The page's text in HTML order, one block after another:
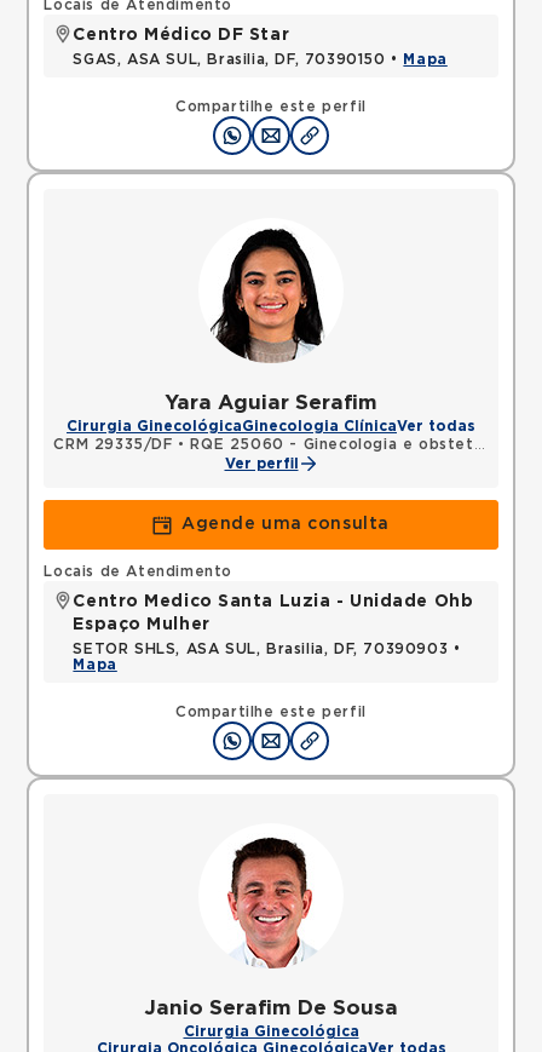
Compartilhe este perfil
Locais de Atendimento
Centro Médico DF Star
SGAS, ASA SUL, Brasilia, DF, 70390150 • Mapa
Yara Aguiar Serafim
Cirurgia GinecológicaGinecologia ClínicaVer todas
CRM 29335/DF •
RQE 25060 - Ginecologia e obstetrícia
Ver perfil
Agende uma consulta
Compartilhe este perfil
Locais de Atendimento
Centro Medico Santa Luzia - Unidade Ohb
Espaço Mulher
SETOR SHLS, ASA SUL, Brasilia, DF, 70390903 •
Mapa
Janio Serafim De Sousa
Cirurgia Ginecológica
Cirurgia Oncológica GinecológicaVer todas